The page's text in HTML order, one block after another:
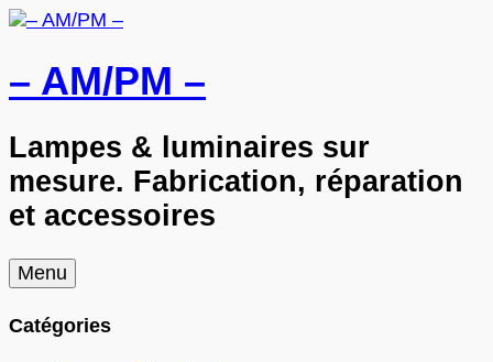
– AM/PM –
Lampes & luminaires sur
mesure. Fabrication, réparation
et accessoires
Menu Skip
to
Catégories